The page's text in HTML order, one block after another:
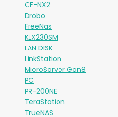
CF-NX2
Drobo
FreeNas
KLX230SM
LAN DISK
LinkStation
MicroServer Gen8
PC
PR-200NE
TeraStation
TrueNAS